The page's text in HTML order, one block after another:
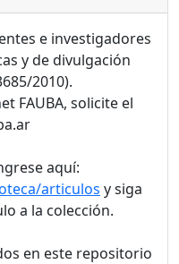
e investigadores
y de divulgación
2010).
FAUBA, solicite el
aquí:
articulos y siga
a la colección.
en este repositorio